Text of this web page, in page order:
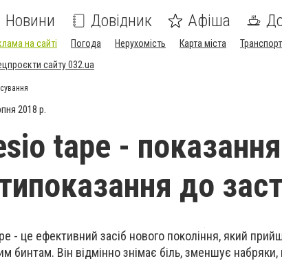
Новини Довідник Афіша
на сайті Погода Нерухомість Карта міста Транспорт
сайту 032.ua
2018 р.
tape -
до
- це ефективний засіб нового покоління, який
бинтам. Він відмінно знімає біль, зменшує